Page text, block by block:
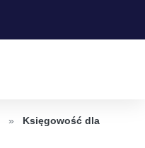
»
Księgowość dla